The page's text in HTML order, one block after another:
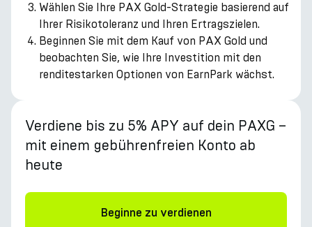
Wählen Sie Ihre PAX Gold-Strategie basierend auf
Ihrer Risikotoleranz und Ihren Ertragszielen.
Beginnen Sie mit dem Kauf von PAX Gold und
beobachten Sie, wie Ihre Investition mit den
renditestarken Optionen von EarnPark wächst.
Verdiene bis zu 5% APY auf dein PAXG –
mit einem gebührenfreien Konto ab
heute
Beginne zu verdienen